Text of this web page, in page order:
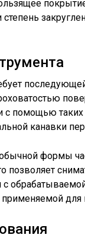
с помощью таких
канавки
формы
позволяет
с
для